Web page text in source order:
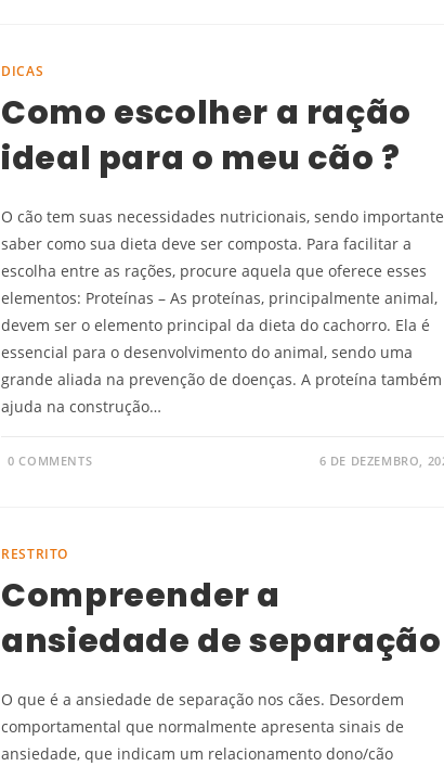
DICAS
Como escolher a ração
ideal para o meu cão ?
O cão tem suas necessidades nutricionais, sendo importante
saber como sua dieta deve ser composta. Para facilitar a
escolha entre as rações, procure aquela que oferece esses
elementos: Proteínas – As proteínas, principalmente animal,
devem ser o elemento principal da dieta do cachorro. Ela é
essencial para o desenvolvimento do animal, sendo uma
grande aliada na prevenção de doenças. A proteína também
ajuda na construção…
0 COMMENTS 6 DE DEZEMBRO,
RESTRITO
Compreender a
ansiedade de separação
O que é a ansiedade de separação nos cães. Desordem
comportamental que normalmente apresenta sinais de
ansiedade, que indicam um relacionamento dono/cão